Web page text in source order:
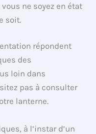
ne soyez en état
soit.
répondent
des
loin dans
pas à consulter
lanterne.
à l’instar d’un